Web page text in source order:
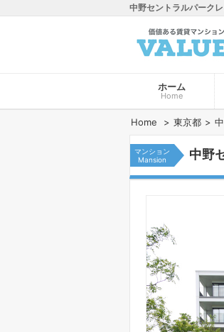
中野セントラルパーク
ホーム
Home
Home 東京都
マンション
Mansion
中野